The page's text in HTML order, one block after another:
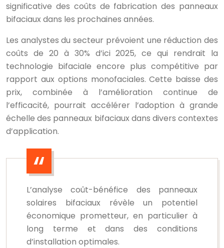
significative des coûts de fabrication des panneaux
bifaciaux dans les prochaines années.
Les analystes du secteur prévoient une réduction des
coûts de 20 à 30% d’ici 2025, ce qui rendrait la
technologie bifaciale encore plus compétitive par
rapport aux options monofaciales. Cette baisse des
prix, combinée à l’amélioration continue de
l’efficacité, pourrait accélérer l’adoption à grande
échelle des panneaux bifaciaux dans divers contextes
d’application.
L’analyse coût-bénéfice des panneaux
solaires bifaciaux révèle un potentiel
économique prometteur, en particulier à
long terme et dans des conditions
d’installation optimales.